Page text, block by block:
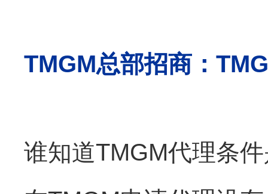
TMGM总部招商：
谁知道TMGM代理条